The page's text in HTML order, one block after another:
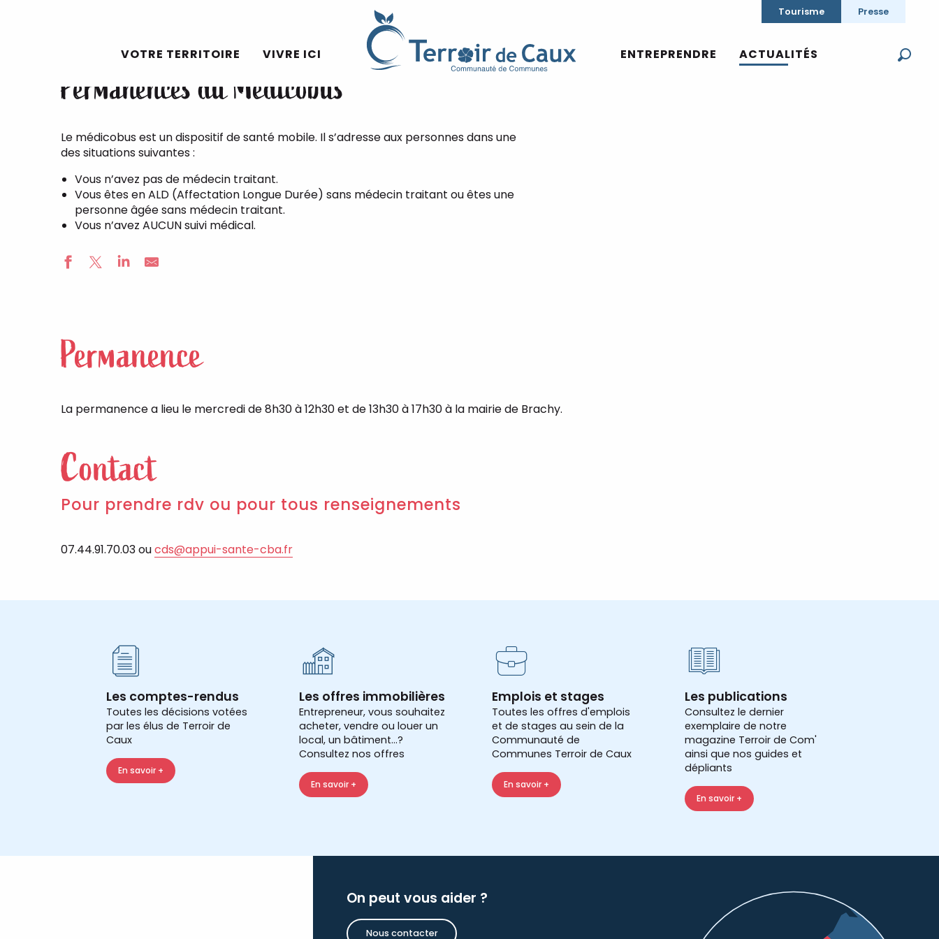
Tourisme Presse
VOTRE TERRITOIRE VIVRE ICI ENTREPRENDRE ACTUALITÉS
Permanences du Médicobus
Le médicobus est un dispositif de santé mobile. Il s’adresse aux personnes dans une
des situations suivantes :
Vous n’avez pas de médecin traitant.
Vous êtes en ALD (Affectation Longue Durée) sans médecin traitant ou êtes une
personne âgée sans médecin traitant.
Vous n’avez AUCUN suivi médical.
Permanence
La permanence a lieu le mercredi de 8h30 à 12h30 et de 13h30 à 17h30 à la mairie de Brachy.
Contact
Pour prendre rdv ou pour tous renseignements
07.44.91.70.03 oucds@appui-sante-cba.fr
Les comptes-rendus
Toutes les décisions votées
par les élus de Terroir de
Caux
En savoir +
Les offres immobilières
Entrepreneur, vous souhaitez
acheter, vendre ou louer un
local, un bâtiment...?
Consultez nos offres
En savoir +
Emplois et stages
Toutes les offres d'emplois
et de stages au sein de la
Communauté de
Communes Terroir de Caux
En savoir +
Les publications
Consultez le dernier
exemplaire de notre
magazine Terroir de Com'
ainsi que nos guides et
dépliants
En savoir +
On peut vous aider ?
Nous contacter